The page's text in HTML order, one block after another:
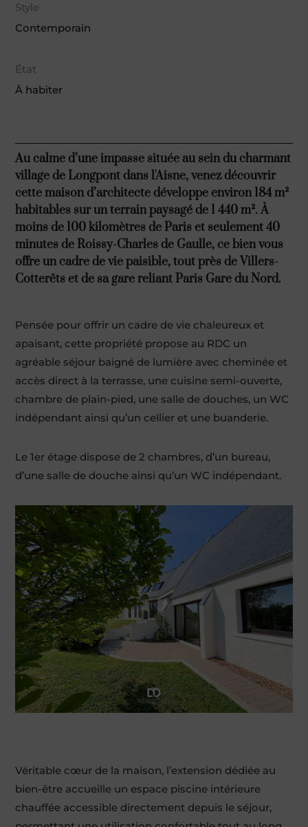
Style
Contemporain
État
À habiter
Au calme d’une impasse située au sein du charmant
village de Longpont dans l'Aisne, venez découvrir
cette maison d’architecte développe environ 184 m²
habitables sur un terrain paysagé de 1 440 m². À
moins de 100 kilomètres de Paris et seulement 40
minutes de Roissy-Charles de Gaulle, ce bien vous
offre un cadre de vie paisible, tout près de Villers-
Cotterêts et de sa gare reliant Paris Gare du Nord.
Pensée pour offrir un cadre de vie chaleureux et
apaisant, cette propriété propose au RDC un
agréable séjour baigné de lumière avec cheminée et
accès direct à la terrasse, une cuisine semi-ouverte,
chambre de plain-pied, une salle de douches, un WC
indépendant ainsi qu’un cellier et une buanderie.
Le 1er étage dispose de 2 chambres, d’un bureau,
d’une salle de douche ainsi qu’un WC indépendant.
Véritable cœur de la maison, l’extension dédiée au
bien-être accueille un espace piscine intérieure
chauffée accessible directement depuis le séjour,